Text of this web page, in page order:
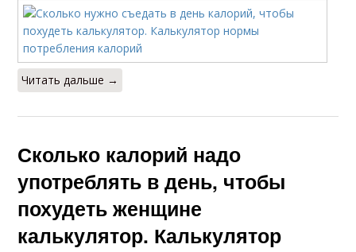
Читать дальше →
Сколько калорий надо
употреблять в день, чтобы
похудеть женщине
калькулятор. Калькулятор